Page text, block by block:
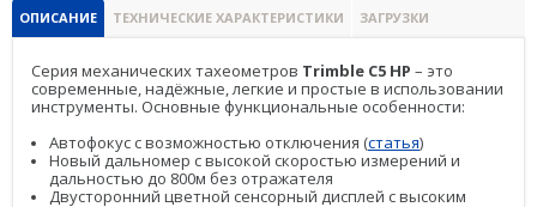
Radiodetection
Программы
PrinCe
Credo
ОПИСАНИЕ ТЕХНИЧЕСКИЕ ХАРАКТЕРИСТИКИ ЗАГРУЗКИ
Серия механических тахеометров Trimble С5 HP – это
современные, надёжные, легкие и простые в использовании
инструменты. Основные функциональные особенности:
Автофокус с возможностью отключения (статья)
Новый дальномер с высокой скоростью измерений и
дальностью до 800м без отражателя
Двусторонний цветной сенсорный дисплей с высоким